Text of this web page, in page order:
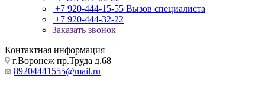
+7 920-444-15-55 Вызов специалиста
+7 920-444-32-22
Заказать звонок
Контактная информация
г.Воронеж пр.Труда д.68
89204441555@mail.ru